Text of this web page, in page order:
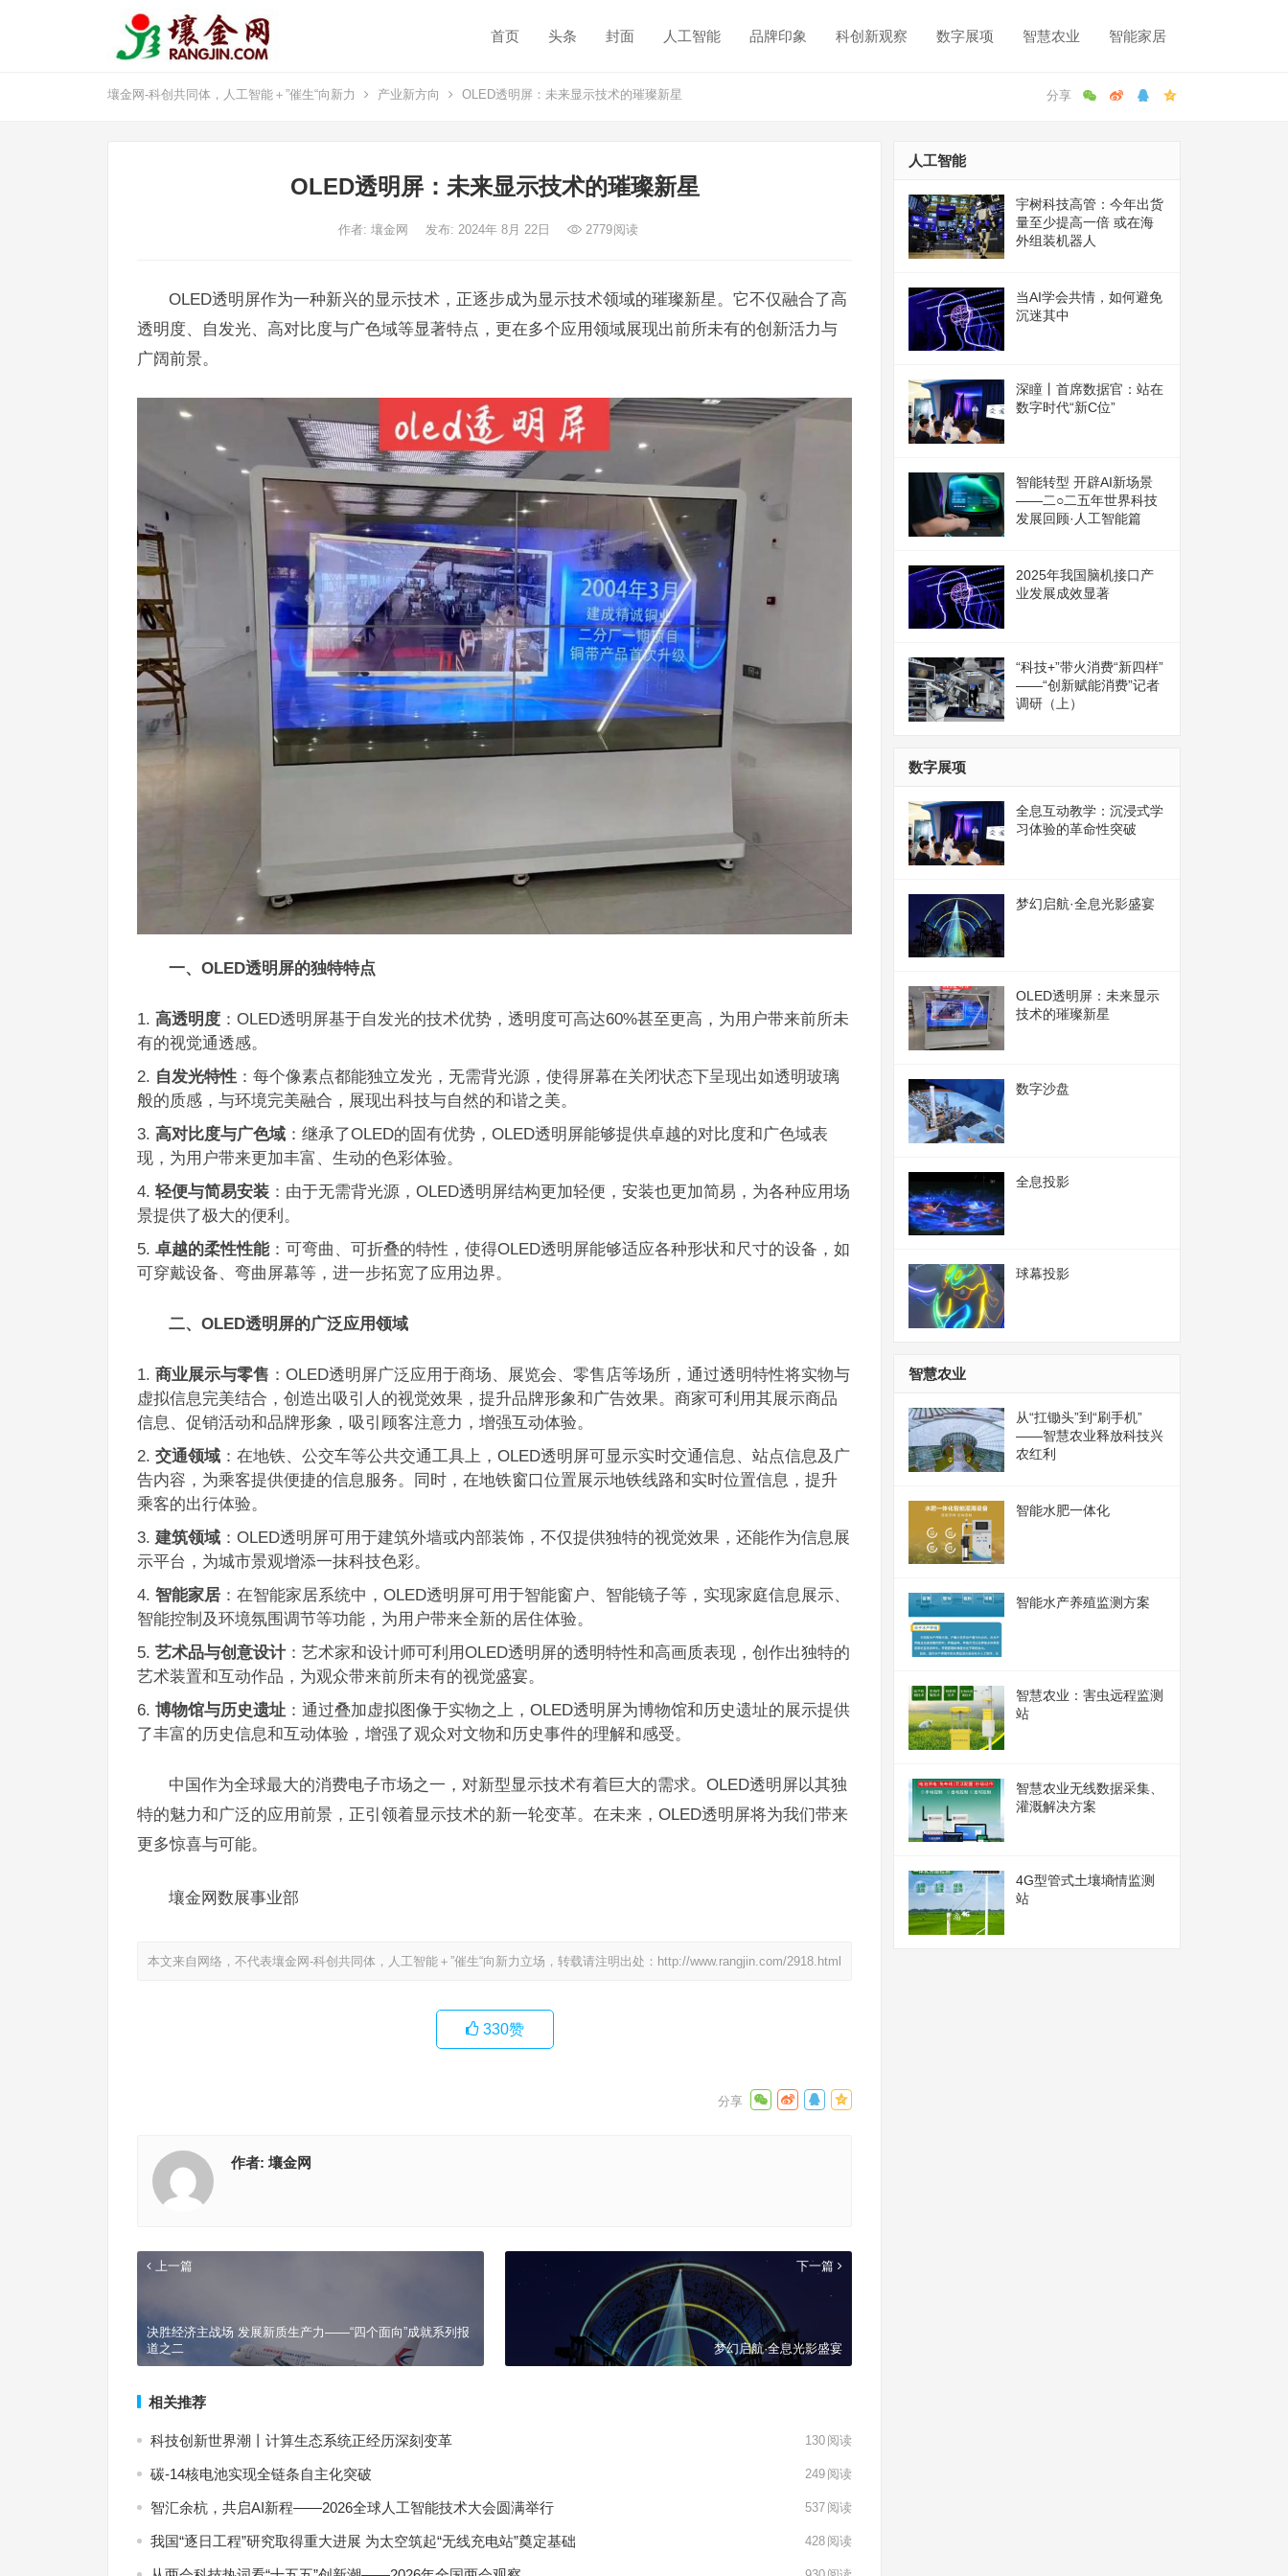
首页 头条 封面 人工智能 品牌印象 科创新观察 数字展项 智慧农业 智能家居
壤金网-科创共同体，人工智能＋”催生“向新力 产业新方向 OLED透明屏：未来显示技术的璀璨新星
OLED透明屏：未来显示技术的璀璨新星
作者: 壤金网 发布: 2024年 8月 22日 2779阅读
OLED透明屏作为一种新兴的显示技术，正逐步成为显示技术领域的璀璨新星。它不仅融合了高
透明度、自发光、高对比度与广色域等显著特点，更在多个应用领域展现出前所未有的创新活力与
广阔前景。
一、OLED透明屏的独特特点
高透明度 ：OLED透明屏基于自发光的技术优势，透明度可高达60%甚至更高，为用户带来前所未
有的视觉通透感。
自发光特性 ：每个像素点都能独立发光，无需背光源，使得屏幕在关闭状态下呈现出如透明玻璃
般的质感，与环境完美融合，展现出科技与自然的和谐之美。
高对比度与广色域 ：继承了OLED的固有优势，OLED透明屏能够提供卓越的对比度和广色域表
现，为用户带来更加丰富、生动的色彩体验。
轻便与简易安装 ：由于无需背光源，OLED透明屏结构更加轻便，安装也更加简易，为各种应用场
景提供了极大的便利。
卓越的柔性性能：可弯曲、可折叠的特性，使得OLED透明屏能够适应各种形状和尺寸的设备，如
可穿戴设备、弯曲屏幕等，进一步拓宽了应用边界。
二、OLED透明屏的广泛应用领域
商业展示与零售 ：OLED透明屏广泛应用于商场、展览会、零售店等场所，通过透明特性将实物与
虚拟信息完美结合，创造出吸引人的视觉效果，提升品牌形象和广告效果。商家可利用其展示商品
信息、促销活动和品牌形象，吸引顾客注意力，增强互动体验。
交通领域 ：在地铁、公交车等公共交通工具上，OLED透明屏可显示实时交通信息、站点信息及广
告内容，为乘客提供便捷的信息服务。同时，在地铁窗口位置展示地铁线路和实时位置信息，提升
乘客的出行体验。
建筑领域 ：OLED透明屏可用于建筑外墙或内部装饰，不仅提供独特的视觉效果，还能作为信息展
示平台，为城市景观增添一抹科技色彩。
智能家居 ：在智能家居系统中，OLED透明屏可用于智能窗户、智能镜子等，实现家庭信息展示、
智能控制及环境氛围调节等功能，为用户带来全新的居住体验。
艺术品与创意设计：艺术家和设计师可利用OLED透明屏的透明特性和高画质表现，创作出独特的
艺术装置和互动作品，为观众带来前所未有的视觉盛宴。
博物馆与历史遗址 ：通过叠加虚拟图像于实物之上，OLED透明屏为博物馆和历史遗址的展示提供
了丰富的历史信息和互动体验，增强了观众对文物和历史事件的理解和感受。
中国作为全球最大的消费电子市场之一，对新型显示技术有着巨大的需求。OLED透明屏以其独
特的魅力和广泛的应用前景，正引领着显示技术的新一轮变革。在未来，OLED透明屏将为我们带来
更多惊喜与可能。
壤金网数展事业部
本文来自网络，不代表壤金网-科创共同体，人工智能＋”催生“向新力立场，转载请注明出处： http://www.rangjin.com/2918.html
330赞
作者: 壤金网
上一篇
决胜经济主战场 发展新质生产力——“四个面向”成就系列报
道之二
下一篇
梦幻启航·全息光影盛宴
相关推荐
科技创新世界潮丨计算生态系统正经历深刻变革 130 阅读
碳-14核电池实现全链条自主化突破 249 阅读
智汇余杭，共启AI新程——2026全球人工智能技术大会圆满举行 537 阅读
我国“逐日工程”研究取得重大进展 为太空筑起“无线充电站”奠定基础 428 阅读
人工智能
宇树科技高管：今年出货
量至少提高一倍 或在海
外组装机器人
当AI学会共情，如何避免
沉迷其中
深瞳丨首席数据官：站在
数字时代“新C位”
智能转型 开辟AI新场景
——二○二五年世界科技
发展回顾·人工智能篇
2025年我国脑机接口产
业发展成效显著
“科技+”带火消费“新四样”
——“创新赋能消费”记者
调研（上）
数字展项
全息互动教学：沉浸式学
习体验的革命性突破
梦幻启航·全息光影盛宴
OLED透明屏：未来显示
技术的璀璨新星
数字沙盘
全息投影
球幕投影
智慧农业
从“扛锄头”到“刷手机”
——智慧农业释放科技兴
农红利
智能水肥一体化
智能水产养殖监测方案
智慧农业：害虫远程监测
站
智慧农业无线数据采集、
灌溉解决方案
4G型管式土壤墒情监测
站